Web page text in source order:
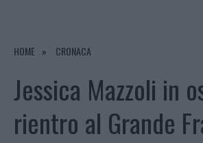
6 AGOSTO 2026
|
HOME CRONACA
Jessica Mazzoli in
rientro al Grande